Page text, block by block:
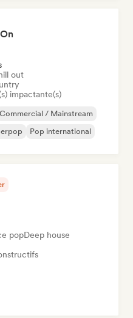
out
impactante(s)
Commercial / Mainstream
Pop international
popDeep house